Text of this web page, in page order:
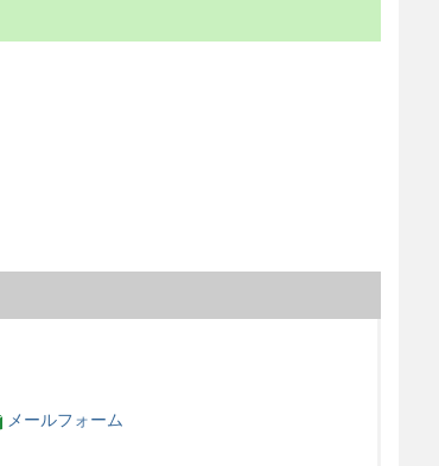
メールフォーム